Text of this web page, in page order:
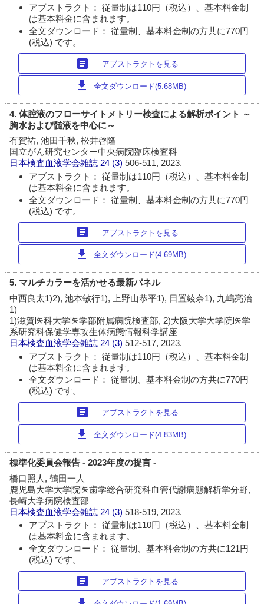
アブストラクト： 従量制は110円（税込）、基本料金制
は基本料金に含まれます。
全文ダウンロード： 従量制、基本料金制の方共に770円
(税込) です。
article アブストラクトを見る
download 全文ダウンロード(5.68MB)
4. 体腔液のフローサイトメトリー検査による解析ポイント ～
胸水および髄液を中心に～
有賀祐, 池田千秋, 松井啓隆
国立がん研究センター中央病院臨床検査科
日本検査血液学会雑誌 24 (3)506-511, 2023.
アブストラクト： 従量制は110円（税込）、基本料金制
は基本料金に含まれます。
全文ダウンロード： 従量制、基本料金制の方共に770円
(税込) です。
article アブストラクトを見る
download 全文ダウンロード(4.69MB)
5. マルチカラーを活かせる最新パネル
中西良太1)2), 池本敏行1), 上野山恭平1), 日置綾奈1), 九嶋亮治
1)
1)滋賀医科大学医学部附属病院検査部, 2)大阪大学大学院医学
系研究科保健学専攻生体病態情報科学講座
日本検査血液学会雑誌 24 (3)512-517, 2023.
アブストラクト： 従量制は110円（税込）、基本料金制
は基本料金に含まれます。
全文ダウンロード： 従量制、基本料金制の方共に770円
(税込) です。
article アブストラクトを見る
download 全文ダウンロード(4.83MB)
標準化委員会報告 - 2023年度の提言 -
橋口照人, 鶴田一人
鹿児島大学大学院医歯学総合研究科血管代謝病態解析学分野,
長崎大学病院検査部
日本検査血液学会雑誌 24 (3)518-519, 2023.
アブストラクト： 従量制は110円（税込）、基本料金制
は基本料金に含まれます。
全文ダウンロード： 従量制、基本料金制の方共に121円
(税込) です。
article アブストラクトを見る